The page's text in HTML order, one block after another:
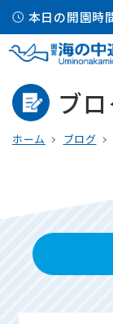
本日の開園時
ブ
ホーム ブログ